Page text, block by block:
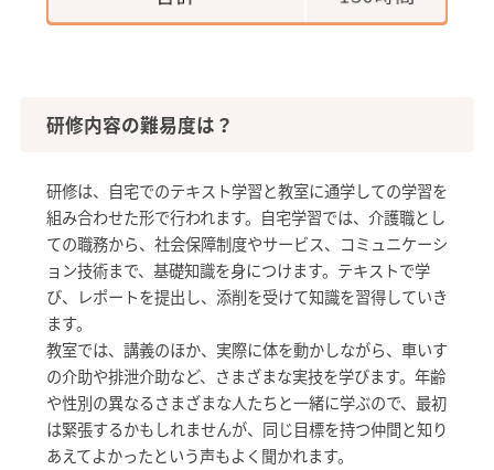
研修内容の難易度は？
研修は、自宅でのテキスト学習と教室に通学しての学習を
組み合わせた形で行われます。自宅学習では、介護職とし
ての職務から、社会保障制度やサービス、コミュニケーシ
ョン技術まで、基礎知識を身につけます。テキストで学
び、レポートを提出し、添削を受けて知識を習得していき
ます。
教室では、講義のほか、実際に体を動かしながら、車いす
の介助や排泄介助など、さまざまな実技を学びます。年齢
や性別の異なるさまざまな人たちと一緒に学ぶので、最初
は緊張するかもしれませんが、同じ目標を持つ仲間と知り
あえてよかったという声もよく聞かれます。